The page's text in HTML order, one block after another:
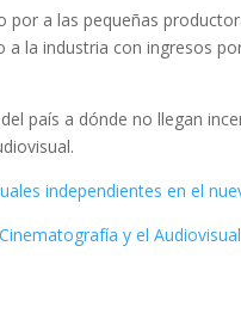
a las pequeñas
la industria con ingresos
país a dónde no llegan
independientes en el
y el Audiovisual